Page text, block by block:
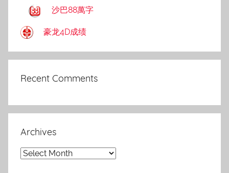
沙巴88萬字
豪龙4D成绩
Recent Comments
Archives
Archives